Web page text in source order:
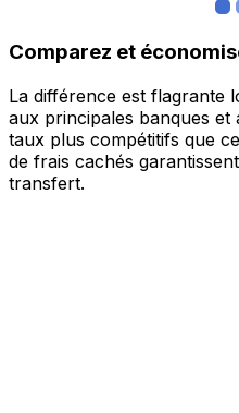
Comparez et
La différence est flagrante
aux principales banques et
taux plus compétitifs que
de frais cachés
transfert.